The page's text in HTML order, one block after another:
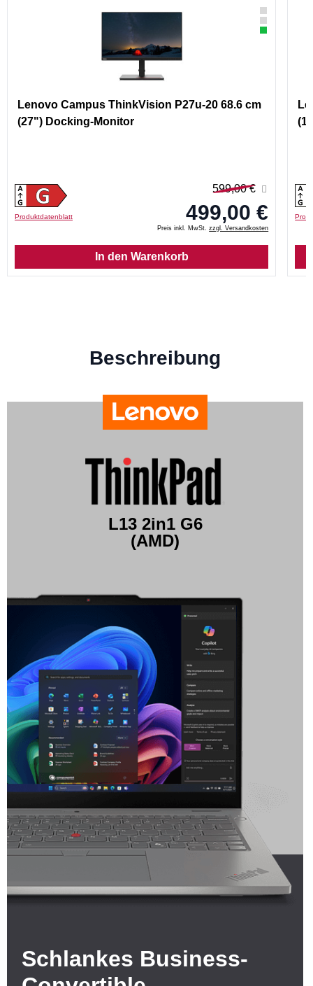
Lenovo Campus ThinkVision P27u-20 68.6 cm
(27") Docking-Monitor
Produktdatenblatt
599,00 €
499,00 €
Preis inkl. MwSt.zzgl. Versandkosten
In den Warenkorb
Beschreibung
L13 2in1 G6
(AMD)
Schlankes Business-